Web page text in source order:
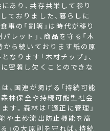
あり、共存共栄して参り
ておりました、暮らしに
事の「割箸」は時代が移り
レット」、商品を守る「木
から続いております紙の原
ります「木材チップ」、
密着し欠くことのできな
、国連が掲げる「持続可能
林保全や持続可能型社会
す。森林は「適正に管理」
や土砂流出防止機能を高
」の大原則を守れば、持続